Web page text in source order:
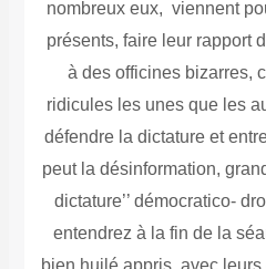
nombreux eux, viennent
présents, faire leur rapport
à des officines bizarres,
ridicules les unes que les
défendre la dictature et
peut la désinformation,
dictature’’ démocratico-
entendrez à la fin de la